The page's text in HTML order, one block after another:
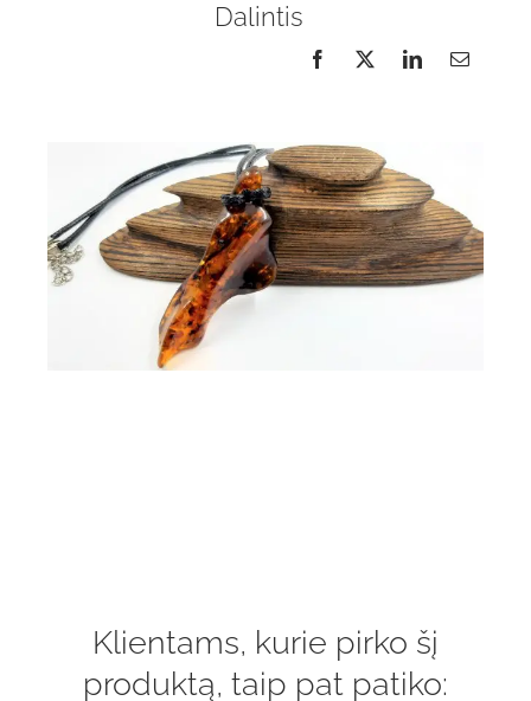
Dalintis
Klientams, kurie pirko šį
produktą, taip pat patiko: